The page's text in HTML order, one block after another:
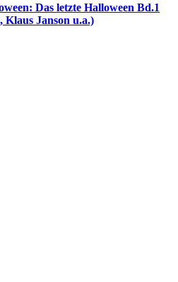
Das letzte Halloween Bd.1
Klaus Janson u.a.)